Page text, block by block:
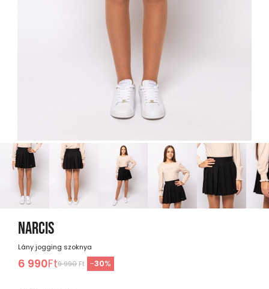
NARCIS
Lány jogging szoknya
6 990Ft9 990 Ft -30%